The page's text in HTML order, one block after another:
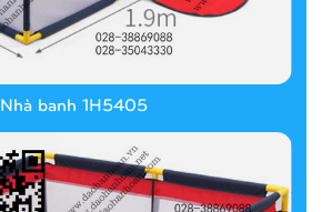
Nhà banh 1H5405